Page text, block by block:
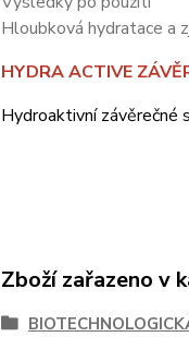
Hloubková hydratace a
HYDRA ACTIVE
Hydroaktivní závěrečné
Zboží zařazeno v